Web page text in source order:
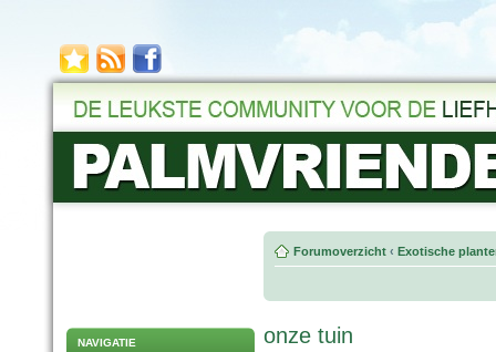
NAVIGATIE
Forumoverzicht ‹ Exotische
onze tuin